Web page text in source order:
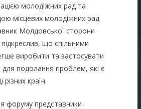
молодіжних рад та
місцевих молодіжних рад
Молдовської сторони
що спільними
виробити та застосувати
для подолання проблем, які є
країн.
форуму представники